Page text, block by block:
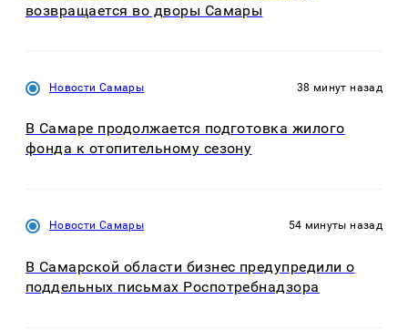
возвращается во дворы Самары
Новости Самары 38 минут назад
В Самаре продолжается подготовка жилого
фонда к отопительному сезону
Новости Самары 54 минуты назад
В Самарской области бизнес предупредили о
поддельных письмах Роспотребнадзора